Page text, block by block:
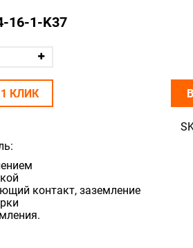
16-1-K37
контакт, заземление
КЛИК